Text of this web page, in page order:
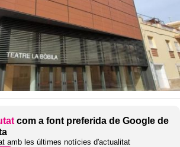
com a font preferida de Google de
amb les últimes notícies d'actualitat